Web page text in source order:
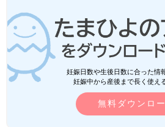
妊娠日数や生後日数に合った情
妊娠中から産後まで長く使え
無料ダウンロ